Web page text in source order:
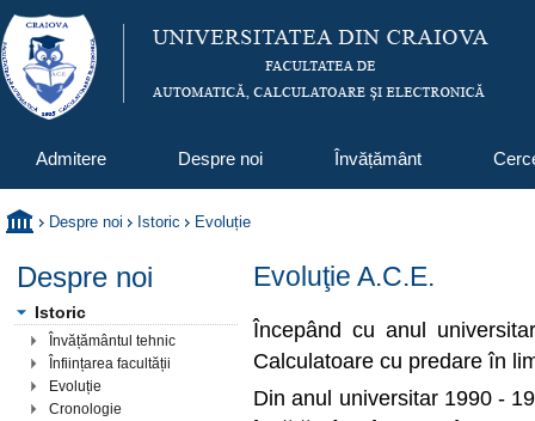
Admitere Despre noi Învățământ
Despre noi Istoric Evoluție
Despre noi
Istoric
Învățământul tehnic
Înființarea facultății
Evoluție
Cronologie
Evoluţie A.C.E.
Începând cu anul
Calculatoare cu predare în
Din anul universitar 1990 -